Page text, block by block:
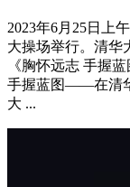
2023年6月25日上
大操场举行。清华
《胸怀远志 手握
手握蓝图——在清
大 ...